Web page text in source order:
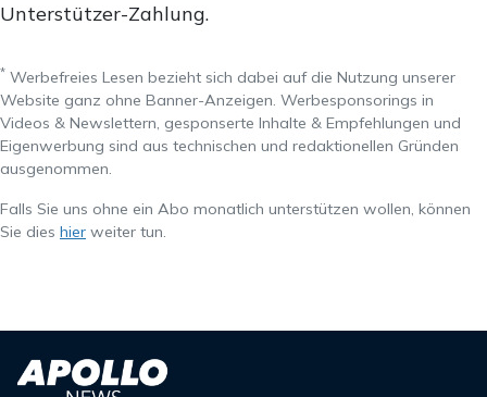
Unterstützer-Zahlung.
* Werbefreies Lesen bezieht sich dabei auf die Nutzung unserer
Website ganz ohne Banner-Anzeigen. Werbesponsorings in
Videos & Newslettern, gesponserte Inhalte & Empfehlungen und
Eigenwerbung sind aus technischen und redaktionellen Gründen
ausgenommen.
Falls Sie uns ohne ein Abo monatlich unterstützen wollen, können
Sie dies hier weiter tun.